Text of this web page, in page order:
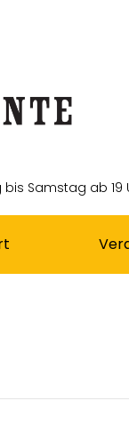
bis Samstag ab 19